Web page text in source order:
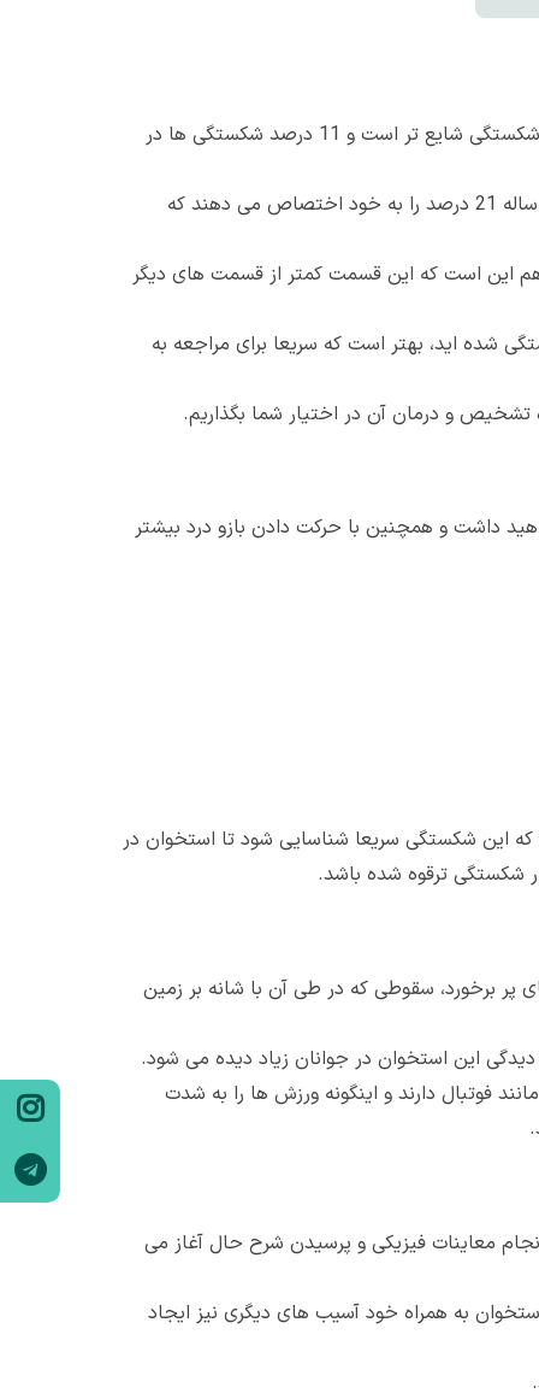
شکستگی ترقوه نسبتا شایع است و حدوداً 5 درصد از کل شکستگی ها در بزرگسالان را تشکیل می دهد. حتی در کودکان این شکستگی شایع تر است و 11 درصد شکستگی ها در
در طی یک مطالعه مشخص شد که 68 درصد از شکستگی های ترقوه در مردان ایجاد می شود. در این آمار جوانان 15 تا 24 ساله 21 درصد را به خود اختصاص می دهند که
این است که این قسمت کمتر از قسمت های دیگر
شده اید، بهتر است که سریعا برای مراجعه به
تشخیص و درمان آن در اختیار شما بگذاریم.
داشت و همچنین با حرکت دادن بازو درد بیشتر
این شکستگی سریعا شناسایی شود تا استخوان در
شکستگی ترقوه شده باشد.
برخورد، سقوطی که در طی آن با شانه بر زمین
است که آسیب دیدگی این استخوان در جوانان زیاد دیده می شود.
فوتبال دارند و اینگونه ورزش ها را به شدت
معاینات فیزیکی و پرسیدن شرح حال آغاز می
به همراه خود آسیب های دیگری نیز ایجاد